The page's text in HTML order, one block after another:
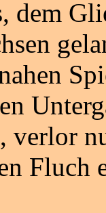
dem
verlor
Fluch